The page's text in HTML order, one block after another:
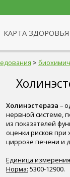
КАРТА ЗДОРОВЬЯ
>
Холинэстераза –
нервной системе,
из показателей
оценки рисков при
циррозе печени и
Единица
Норма: 5300-12900.